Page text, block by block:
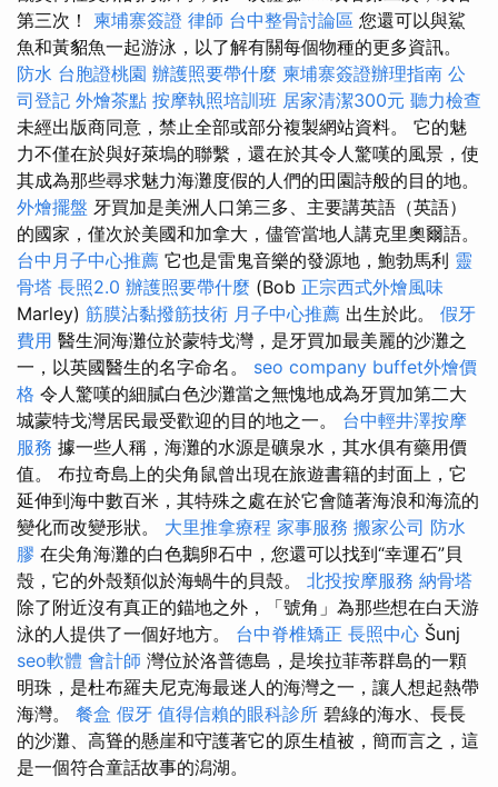
第三次！ 柬埔寨簽證 律師 台中整骨討論區 您還可以與鯊
魚和黃貂魚一起游泳，以了解有關每個物種的更多資訊。
防水 台胞證桃園 辦護照要帶什麼 柬埔寨簽證辦理指南 公
司登記 外燴茶點 按摩執照培訓班 居家清潔300元 聽力檢查
未經出版商同意，禁止全部或部分複製網站資料。 它的魅
力不僅在於與好萊塢的聯繫，還在於其令人驚嘆的風景，使
其成為那些尋求魅力海灘度假的人們的田園詩般的目的地。
外燴擺盤 牙買加是美洲人口第三多、主要講英語（英語）
的國家，僅次於美國和加拿大，儘管當地人講克里奧爾語。
台中月子中心推薦 它也是雷鬼音樂的發源地，鮑勃馬利 靈
骨塔 長照2.0 辦護照要帶什麼 (Bob 正宗西式外燴風味
Marley) 筋膜沾黏撥筋技術 月子中心推薦 出生於此。 假牙
費用 醫生洞海灘位於蒙特戈灣，是牙買加最美麗的沙灘之
一，以英國醫生的名字命名。 seo company buffet外燴價
格 令人驚嘆的細膩白色沙灘當之無愧地成為牙買加第二大
城蒙特戈灣居民最受歡迎的目的地之一。 台中輕井澤按摩
服務 據一些人稱，海灘的水源是礦泉水，其水俱有藥用價
值。 布拉奇島上的尖角鼠曾出現在旅遊書籍的封面上，它
延伸到海中數百米，其特殊之處在於它會隨著海浪和海流的
變化而改變形狀。 大里推拿療程 家事服務 搬家公司 防水
膠 在尖角海灘的白色鵝卵石中，您還可以找到“幸運石”貝
殼，它的外殼類似於海蝸牛的貝殼。 北投按摩服務 納骨塔
除了附近沒有真正的錨地之外，「號角」為那些想在白天游
泳的人提供了一個好地方。 台中脊椎矯正 長照中心 Šunj
seo軟體 會計師 灣位於洛普德島，是埃拉菲蒂群島的一顆
明珠，是杜布羅夫尼克海最迷人的海灣之一，讓人想起熱帶
海灣。 餐盒 假牙 值得信賴的眼科診所 碧綠的海水、長長
的沙灘、高聳的懸崖和守護著它的原生植被，簡而言之，這
是一個符合童話故事的潟湖。